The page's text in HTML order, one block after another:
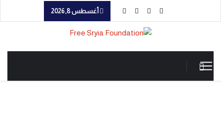
أغسطس 8, 2026